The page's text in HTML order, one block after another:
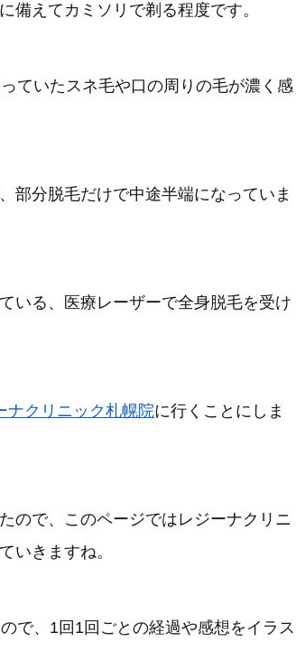
備えてカミソリで剃る程度です。
ていたスネ毛や口の周りの毛が濃く感
部分脱毛だけで中途半端になっていま
いる、医療レーザーで全身脱毛を受け
ナクリニック札幌院に行くことにしま
ので、このページではレジーナクリニ
いきますね。
ので、1回1回ごとの経過や感想をイラス